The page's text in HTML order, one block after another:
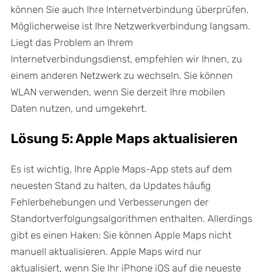
können Sie auch Ihre Internetverbindung überprüfen.
Möglicherweise ist Ihre Netzwerkverbindung langsam.
Liegt das Problem an Ihrem
Internetverbindungsdienst, empfehlen wir Ihnen, zu
einem anderen Netzwerk zu wechseln. Sie können
WLAN verwenden, wenn Sie derzeit Ihre mobilen
Daten nutzen, und umgekehrt.
Lösung 5: Apple Maps aktualisieren
Es ist wichtig, Ihre Apple Maps-App stets auf dem
neuesten Stand zu halten, da Updates häufig
Fehlerbehebungen und Verbesserungen der
Standortverfolgungsalgorithmen enthalten. Allerdings
gibt es einen Haken: Sie können Apple Maps nicht
manuell aktualisieren. Apple Maps wird nur
aktualisiert, wenn Sie Ihr iPhone iOS auf die neueste